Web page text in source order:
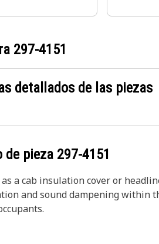
297-4151
detallados de las piezas
de pieza 297-4151
as a cab insulation cover or
and sound dampening within